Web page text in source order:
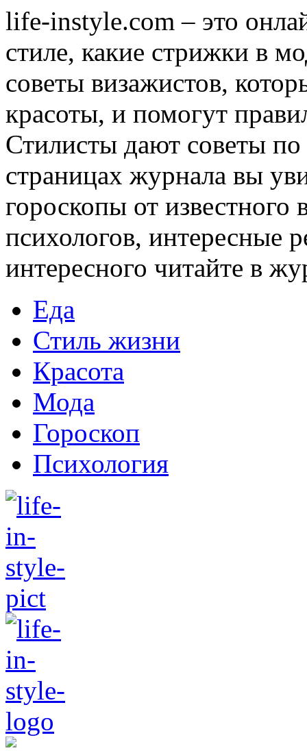
life-instyle.com – это
стиле, какие стрижки в
советы визажистов,
красоты, и помогут
Стилисты дают советы
страницах журнала вы
гороскопы от известного
психологов, интересные
интересного читайте в
Еда
Стиль жизни
Красота
Мода
Гороскоп
Психология